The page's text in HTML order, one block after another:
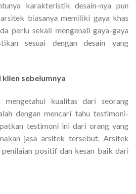
karakteristik desain-nya pun
biasanya memiliki gaya khas
perlu sekali mengenali gaya-gaya
sesuai dengan desain yang
sebelumnya
mengetahui kualitas dari seorang
dengan mencari tahu testimoni-
testimoni ini dari orang yang
jasa arsitek tersebut. Arsitek
positif dan kesan baik dari